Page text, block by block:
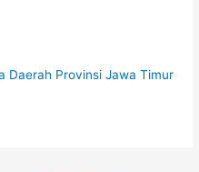
Daerah Provinsi Jawa Timur